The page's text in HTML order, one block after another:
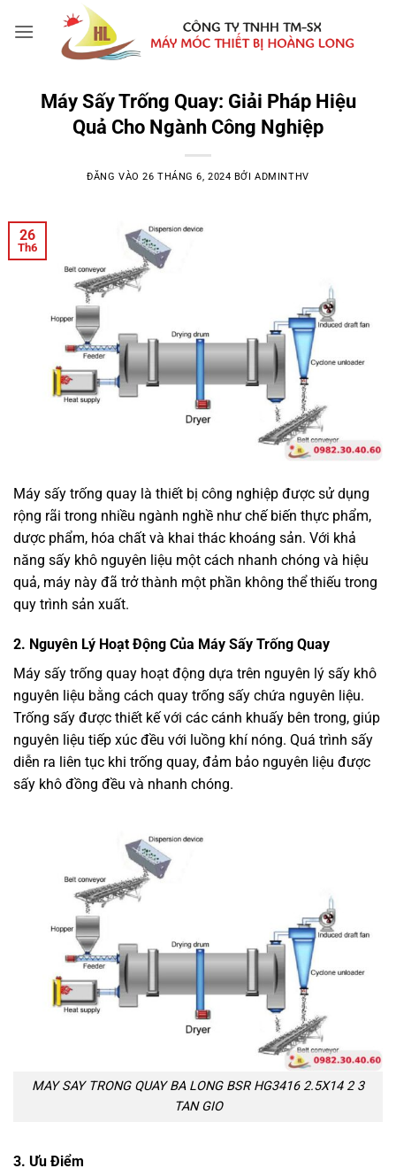
qua
Máy Sấy Trống Quay: Giải Pháp Hiệu
Quả Cho Ngành Công Nghiệp
ĐĂNG VÀO26 THÁNG 6, 2024 BỞIADMINTHV
26
Th6
Máy sấy trống quay là thiết bị công nghiệp được sử dụng
rộng rãi trong nhiều ngành nghề như chế biến thực phẩm,
dược phẩm, hóa chất và khai thác khoáng sản. Với khả
năng sấy khô nguyên liệu một cách nhanh chóng và hiệu
quả, máy này đã trở thành một phần không thể thiếu trong
quy trình sản xuất.
2. Nguyên Lý Hoạt Động Của Máy Sấy Trống Quay
Máy sấy trống quay hoạt động dựa trên nguyên lý sấy khô
nguyên liệu bằng cách quay trống sấy chứa nguyên liệu.
Trống sấy được thiết kế với các cánh khuấy bên trong, giúp
nguyên liệu tiếp xúc đều với luồng khí nóng. Quá trình sấy
diễn ra liên tục khi trống quay, đảm bảo nguyên liệu được
sấy khô đồng đều và nhanh chóng.
MAY SAY TRONG QUAY BA LONG BSR HG3416 2.5X14 2 3
TAN GIO
3. Ưu Điểm